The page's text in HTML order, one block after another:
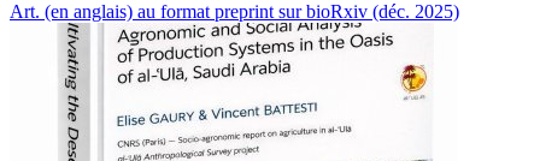
Art. (en anglais) au format preprint sur bioRxiv (déc. 2025)